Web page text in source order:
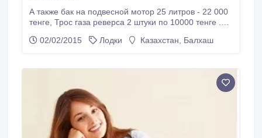
А также бак на подвесной мотор 25 литров - 22 000
тенге, Трос газа реверса 2 штуки по 10000 тенге .
без гидр - 70000тенге..
02/02/2015 Лодки Казахстан, Балхаш